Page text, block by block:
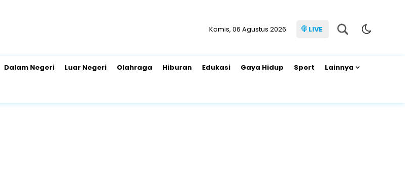
Kamis, 06 Agustus 2026 LIVE
Dalam Negeri Luar Negeri Olahraga Hiburan Edukasi Gaya Hidup Sport Lainnya